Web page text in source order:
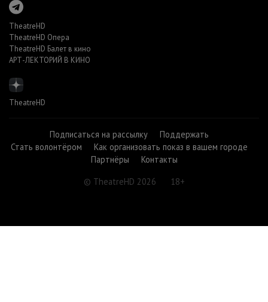
TheatreHD
TheatreHD Опера
TheatreHD Балет в кино
АРТ-ЛЕКТОРИЙ В КИНО
TheatreHD
Подписаться на рассылку
Поддержать
Стать волонтёром
Как организовать показ в вашем городе
Партнёры
Контакты
© TheatreHD 2026
18+